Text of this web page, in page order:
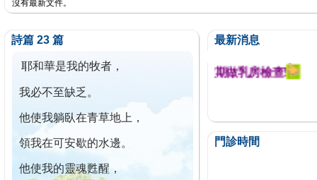
沒有最新文件。
詩篇 23 篇
耶和華是我的牧者，
我必不至缺乏。
他使我躺臥在青草地上，
領我在可安歇的水邊。
他使我的靈魂甦醒，
最新消息
今已篩檢出1700位乳癌患者,提醒您定期做乳房檢查!
門診時間